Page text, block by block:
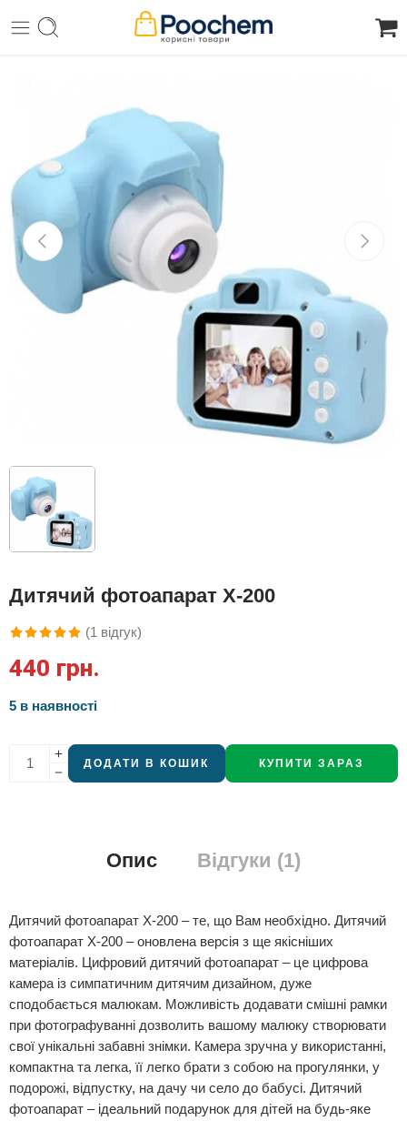
Дитячий фотоапарат X-200
5.00з 5 на
(1 відгук)
440 грн.
5 в наявності
ДОДАТИ В КОШИК КУПИТИ ЗАРАЗ
Опис Відгуки (1)
Дитячий фотоапарат X-200 – те, що Вам необхідно. Дитячий
фотоапарат X-200 – оновлена версія з ще якісніших
матеріалів. Цифровий дитячий фотоапарат – це цифрова
камера із симпатичним дитячим дизайном, дуже
сподобається малюкам. Можливість додавати смішні рамки
при фотографуванні дозволить вашому малюку створювати
свої унікальні забавні знімки. Камера зручна у використанні,
компактна та легка, її легко брати з собою на прогулянки, у
подорожі, відпустку, на дачу чи село до бабусі. Дитячий
фотоапарат – ідеальний подарунок для дітей на будь-яке